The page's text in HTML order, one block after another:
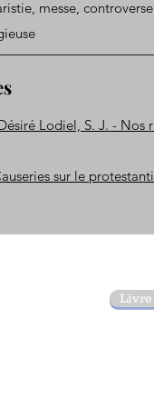
messe,
Lodiel, S. J. - Nos
sur le